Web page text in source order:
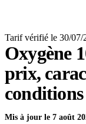
Tarif vérifié le 30/07/
Oxygène
prix,
conditions
Mis à jour le 7 août